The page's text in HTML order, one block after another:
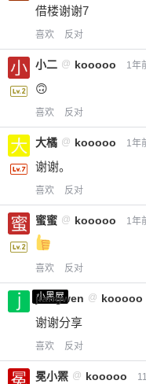
借楼谢谢7
喜欢 反对
小二 @ kooooo 1年
🙃
喜欢 反对
大橘 @ kooooo 1年
谢谢。
喜欢 反对
蜜蜜 @ kooooo 1年
喜欢 反对
小黑屋
jiangwen @ kooooo
谢谢分享
喜欢 反对
冕小罴 @ kooooo